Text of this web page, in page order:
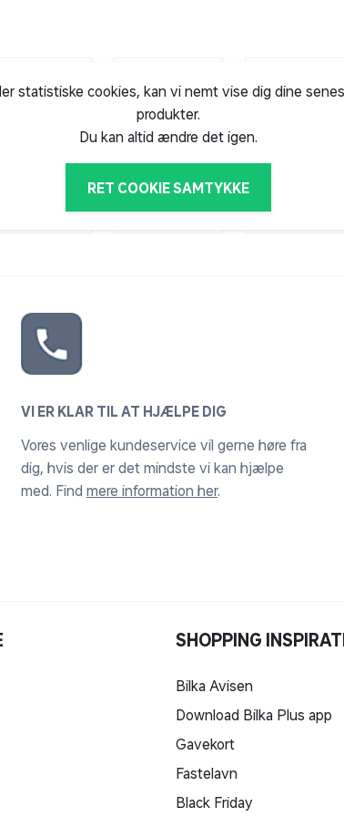
statistiske cookies, kan vi nemt vise dig dine
produkter.
Du kan altid ændre det igen.
RET COOKIE SAMTYKKE
VI ER KLAR TIL AT HJÆLPE DIG
Vores venlige kundeservice vil gerne høre fra
dig, hvis der er det mindste vi kan hjælpe
med. Find mere information her.
SHOPPING
Bilka Avisen
Download Bilka Plus app
Gavekort
Fastelavn
Black Friday